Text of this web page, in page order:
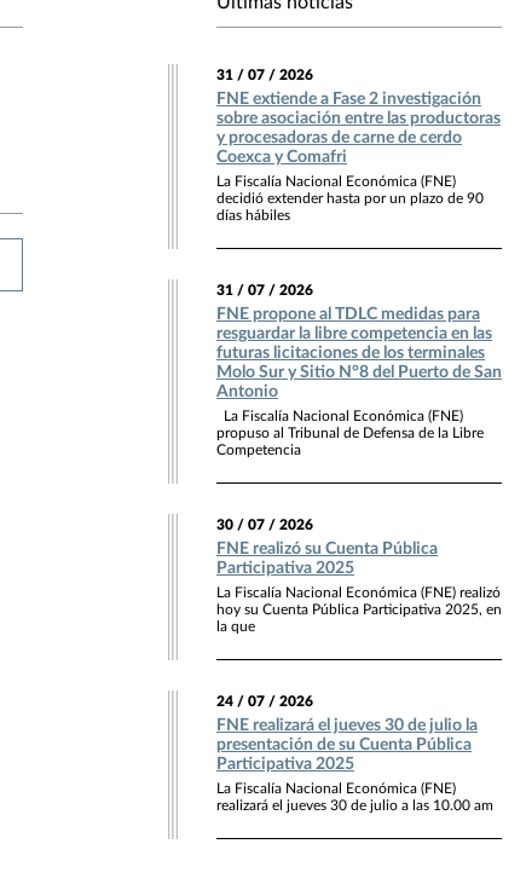
31 / 07 / 2026
FNE extiende a Fase 2 investigación
sobre asociación entre las productoras
y procesadoras de carne de cerdo
Coexca y Comafri
La Fiscalía Nacional Económica (FNE)
decidió extender hasta por un plazo de 90
días hábiles
31 / 07 / 2026
FNE propone al TDLC medidas para
resguardar la libre competencia en las
futuras licitaciones de los terminales
Molo Sur y Sitio N°8 del Puerto de San
Antonio
La Fiscalía Nacional Económica (FNE)
propuso al Tribunal de Defensa de la Libre
Competencia
30 / 07 / 2026
FNE realizó su Cuenta Pública
Participativa 2025
La Fiscalía Nacional Económica (FNE) realizó
hoy su Cuenta Pública Participativa 2025, en
la que
24 / 07 / 2026
FNE realizará el jueves 30 de julio la
presentación de su Cuenta Pública
Participativa 2025
La Fiscalía Nacional Económica (FNE)
realizará el jueves 30 de julio a las 10.00 am